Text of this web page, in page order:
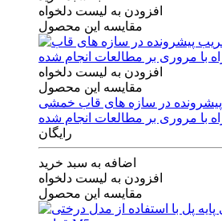
افزودن به لیست دلخواه
مقایسه این محصول
افزودن به لیست دلخواه
مقایسه این محصول
پیشرونده در سازه های قاب خمشی
با مروری بر مطالعات انجام شده
رایگان
اضافه به سبد خرید
افزودن به لیست دلخواه
مقایسه این محصول